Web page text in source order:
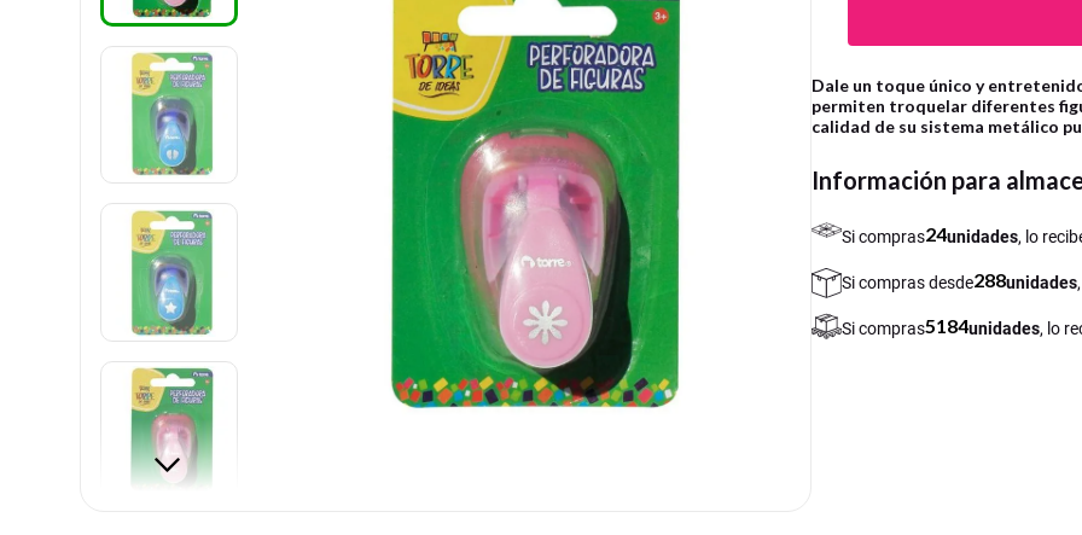
Dale un toque único y
permiten troquelar diferentes
calidad de su sistema metálico
Información para
Si compras24unidades, lo
Si compras desde288unidades
Si compras5184unidades, lo
8. cartulina
harry potter
lapiz